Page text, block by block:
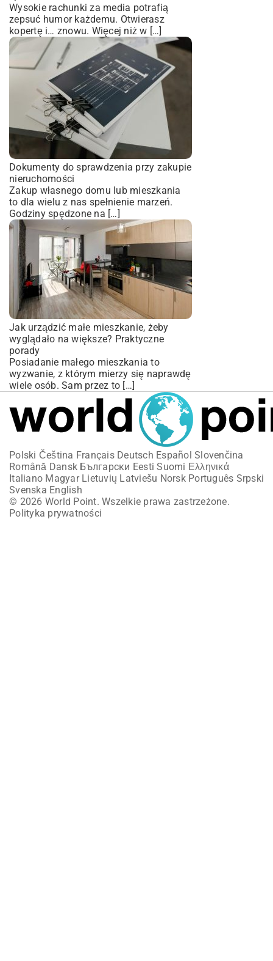
Wysokie rachunki za media potrafią
zepsuć humor każdemu. Otwierasz
kopertę i… znowu. Więcej niż w […]
Dokumenty do sprawdzenia przy zakupie
nieruchomości
Zakup własnego domu lub mieszkania
to dla wielu z nas spełnienie marzeń.
Godziny spędzone na […]
Jak urządzić małe mieszkanie, żeby
wyglądało na większe? Praktyczne
porady
Posiadanie małego mieszkania to
wyzwanie, z którym mierzy się naprawdę
wiele osób. Sam przez to […]
Polski Čeština Français Deutsch Español Slovenčina
Română Dansk Български Eesti Suomi Ελληνικά
Italiano Magyar Lietuvių Latviešu Norsk Português Srpski
Svenska English
© 2026 World Point. Wszelkie prawa zastrzeżone.
Polityka prywatności